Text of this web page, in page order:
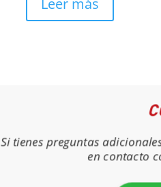
Leer más
Si tienes preguntas
en contacto